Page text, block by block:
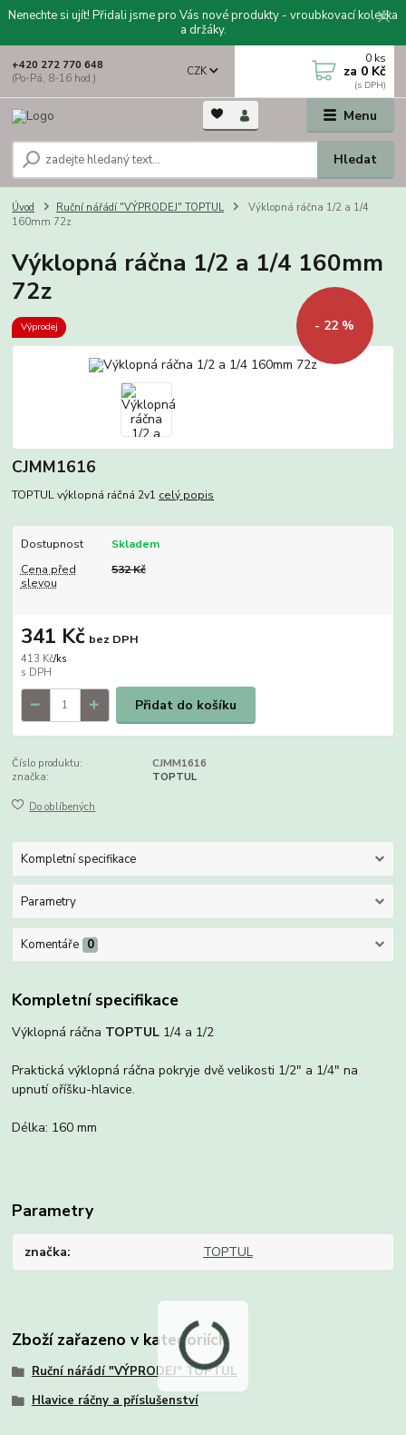
Nenechte si ujít! Přidali jsme pro Vás nové produkty - vroubkovací kolečka
a držáky.
Menu
CZK
Hledat
+420 272 770 648
(Po-Pá, 8-16 hod.)
0 ks
za 0 Kč
Úvod Ruční nářádí "VÝPRODEJ" TOPTUL
Výklopná ráčna 1/2 a 1/4
160mm 72z
Výklopná ráčna 1/2 a 1/4 160mm
72z
Výprodej - 22 %
CJMM1616
TOPTUL výklopná ráčná 2v1 celý popis
Dostupnost
Skladem
Cena před
slevou
532 Kč
413 Kč/ks
341 Kč bez DPH
Přidat do košíku
Číslo produktu:
CJMM1616
značka:
TOPTUL
Do oblíbených
Kompletní specifikace
Parametry
Komentáře 0
Kompletní specifikace
Výklopná ráčna TOPTUL 1/4 a 1/2
Praktická výklopná ráčna pokryje dvě velikosti 1/2" a 1/4" na
upnutí oříšku-hlavice.
Délka: 160 mm
Parametry
značka TOPTUL
Zboží zařazeno v kategoriích
Ruční nářádí "VÝPRODEJ" TOPTUL
Hlavice ráčny a příslušenství